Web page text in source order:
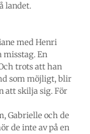
landet.
med Henri
En
trots att han
som möjligt, blir
att skilja sig. För
Gabrielle och de
de inte av på en